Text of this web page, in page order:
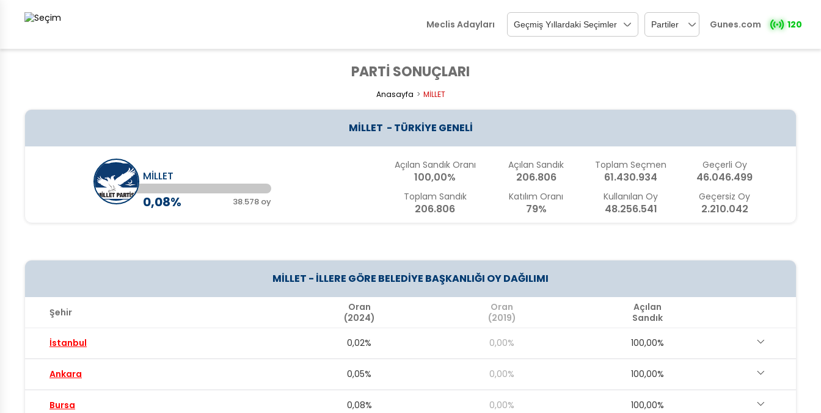
Meclis Adayları Gunes.com 120
PARTİ SONUÇLARI
Anasayfa MİLLET
MİLLET - TÜRKİYE GENELİ
MİLLET
0,08% 38.578 oy
Açılan Sandık Oranı
100,00%
Toplam Sandık
206.806
Açılan Sandık
206.806
Katılım Oranı
79%
Toplam Seçmen
61.430.934
Kullanılan Oy
48.256.541
Geçerli Oy
46.046.499
Geçersiz Oy
2.210.042
MİLLET - İLLERE GÖRE BELEDİYE BAŞKANLIĞI OY DAĞILIMI
Şehir
Oran
(2024)
Oran
(2019)
Açılan
Sandık
İstanbul 0,02% 0,00% 100,00%
Ankara 0,05% 0,00% 100,00%
Bursa 0,08% 0,00% 100,00%